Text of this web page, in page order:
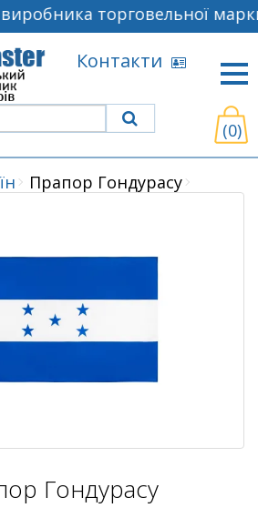
торговельної
Контакти
(0)
Прапор Гондурасу
Гондурасу